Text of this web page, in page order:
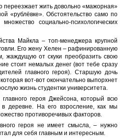
переезжает жить довольно «мажорная»
«рублёвке». Обстоятельство само по
социально-психологических
Майкла – топ-менеджера крупной
Его жену Хелен – рафинированную
жаждущую от скуки преобразить свою
стоит немалых денег (вот тебе сразу
главного героя). Старшую дочь
вот-вот окончательно выпорхнет
жизнь студентки университета.
героя Джейсона, который всю
деревне. На его взросление, как мы
противоречивых факторов.
героя не имеет смысла, – нужно
для себя главным и интересным.